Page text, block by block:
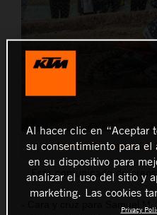
Samuel M.
Este comunicado de
- Cara y cruz para Samuel M.
Al hacer clic en “Aceptar
su consentimiento para el
en su dispositivo para
analizar el uso del sitio y
marketing. Las cookies
Privacy